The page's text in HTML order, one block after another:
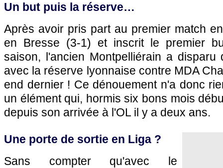
Un but puis la réserve…
Après avoir pris part au premier match
en Bresse (3-1) et inscrit le premier
saison, l'ancien Montpelliérain a
avec la réserve lyonnaise contre MDA
end dernier ! Ce dénouement n'a donc
un élément qui, hormis six bons mois
depuis son arrivée à l'OL il y a deux ans.
Une porte de sortie en Liga ?
Sans compter qu'avec le